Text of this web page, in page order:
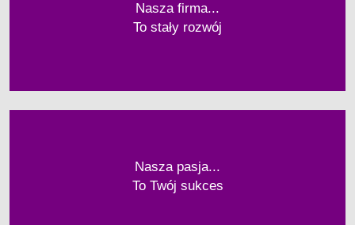
Nasza firma...
To stały rozwój
Nasza pasja...
To Twój sukces